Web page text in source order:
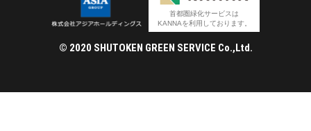
首都圏緑化サービスは
KANNAを利用しております。
© 2020 SHUTOKEN GREEN SERVICE Co.,Ltd.